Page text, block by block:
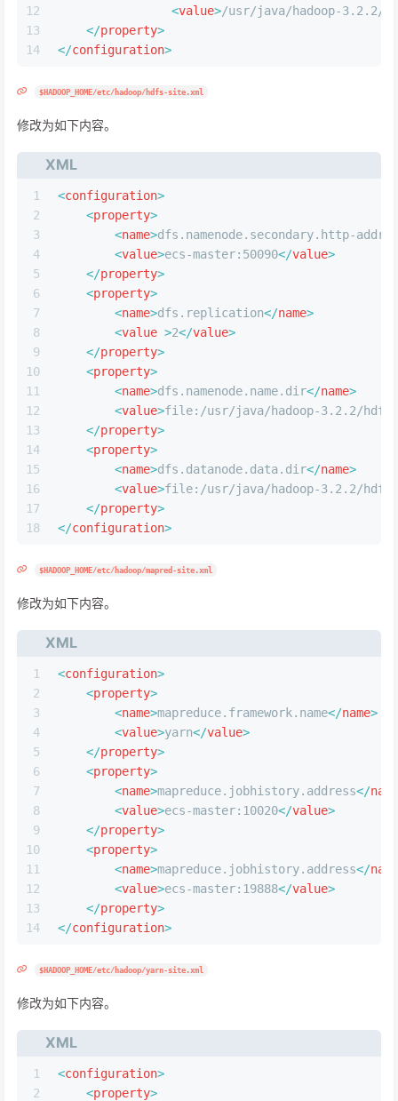
12
13
14
<value>/usr/java/hadoop-3.2.2/
</property>
</configuration>
$HADOOP_HOME/etc/hadoop/hdfs-site.xml
修改为如下内容。
XML
1
2
3
4
5
6
7
8
9
10
11
12
13
14
15
16
17
18
<configuration>
<property>
<name>dfs.namenode.secondary.http-
<value>ecs-master:50090</value>
</property>
<property>
<name>dfs.replication</name>
<value >2</value>
</property>
<property>
<name>dfs.namenode.name.dir</name>
<value>file:/usr/java/hadoop-3.2.2/hdfs/
</property>
<property>
<name>dfs.datanode.data.dir</name>
<value>file:/usr/java/hadoop-3.2.2/hdfs/
</property>
</configuration>
$HADOOP_HOME/etc/hadoop/mapred-site.xml
修改为如下内容。
XML
1
2
3
4
5
6
7
8
9
10
11
12
13
14
<configuration>
<property>
<name>mapreduce.framework.name</name>
<value>yarn</value>
</property>
<property>
<name>mapreduce.jobhistory.address</name
<value>ecs-master:10020</value>
</property>
<property>
<name>mapreduce.jobhistory.address</name
<value>ecs-master:19888</value>
</property>
</configuration>
$HADOOP_HOME/etc/hadoop/yarn-site.xml
修改为如下内容。
XML
1
2
<configuration>
<property>